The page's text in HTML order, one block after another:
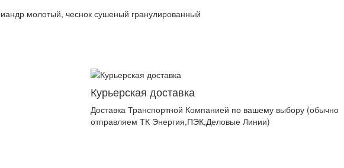
молотый, чеснок сушеный гранулированный
Курьерская доставка
Доставка Транспортной Компанией по вашему выбору (обычно
отправляем ТК Энергия,ПЭК,Деловые Линии)